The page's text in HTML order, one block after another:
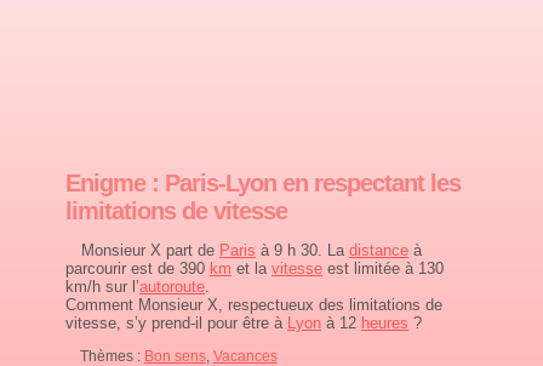
Enigme : Paris-Lyon en respectant les
limitations de vitesse
Monsieur X part de Paris à 9 h 30. La distance à
parcourir est de 390 km et la vitesse est limitée à 130
km/h sur l’autoroute.
Comment Monsieur X, respectueux des limitations de
vitesse, s’y prend-il pour être à Lyon à 12 heures ?
Thèmes : Bon sens, Vacances